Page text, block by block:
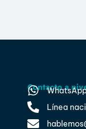
Contacto a
Línea